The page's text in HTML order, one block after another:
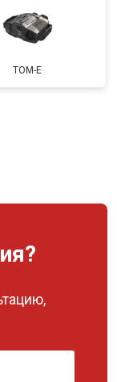
TOM-E